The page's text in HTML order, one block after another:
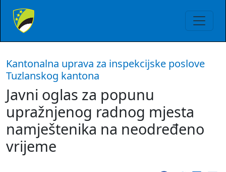
Kantonalna uprava za inspekcijske poslove
Tuzlanskog kantona
Javni oglas za popunu
upražnjenog radnog mjesta
namještenika na neodređeno
vrijeme